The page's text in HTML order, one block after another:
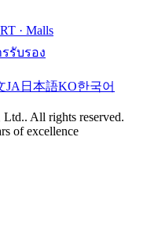
· Malls
รับรอง
JA 日本語KO한국어
Ltd.. All rights reserved.
of excellence